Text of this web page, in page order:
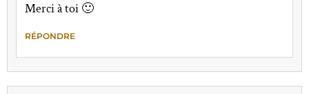
Merci à toi 🙂
RÉPONDRE